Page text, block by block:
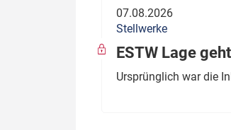
Thema des Monats
Dossier:
Dossier: ETCS
07.08.2026
Stellwerke
ESTW Lage
Ursprünglich war die